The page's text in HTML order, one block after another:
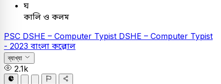
ঘ
কালি ও কলম
PSC DSHE – Computer Typist DSHE – Computer Typist
- 2023 বাংলা কল্লোল
ব্যাখ্যা
2.1k